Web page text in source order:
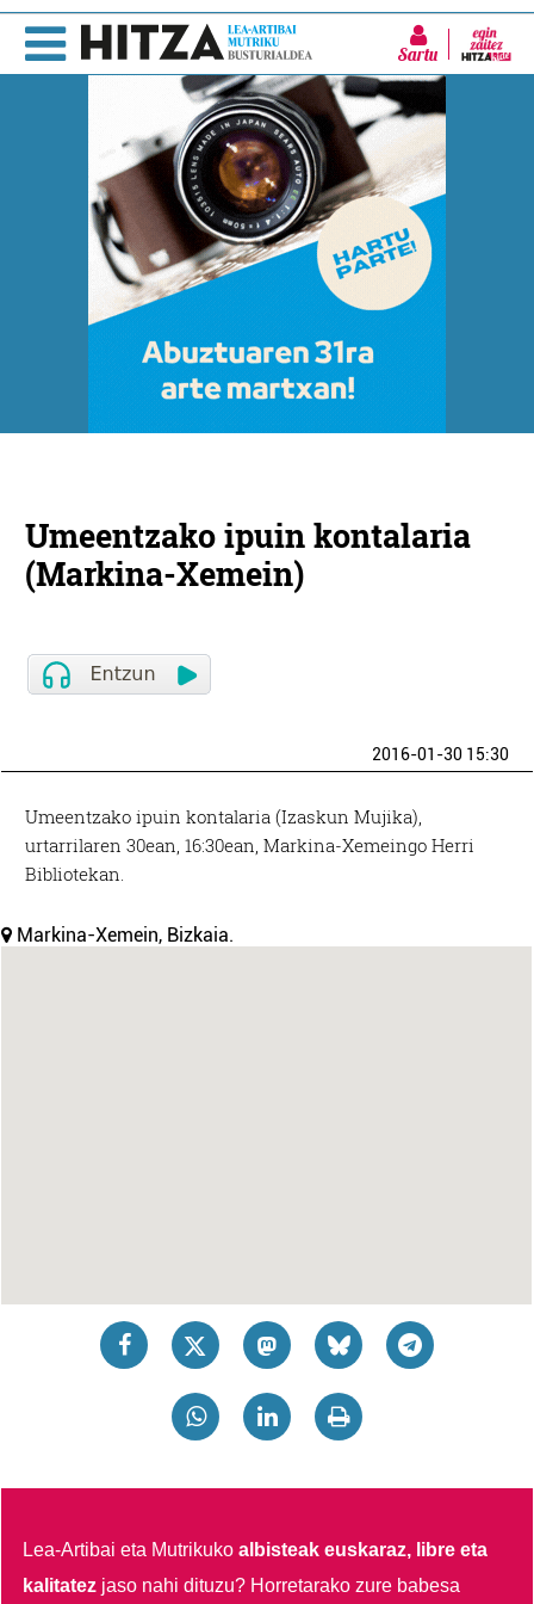
Sartu
Umeentzako ipuin kontalaria
(Markina-Xemein)
2016-01-30 15:30
Umeentzako ipuin kontalaria (Izaskun Mujika),
urtarrilaren 30ean, 16:30ean, Markina-Xemeingo Herri
Bibliotekan.
Markina-Xemein, Bizkaia.
Lea-Artibai eta Mutrikukoalbisteak euskaraz, libre eta
kalitatez jaso nahi dituzu? Horretarako zure babesa